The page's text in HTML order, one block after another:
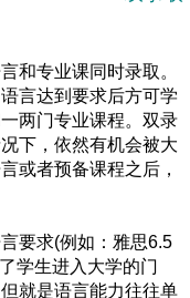
和专业课同时录取。
言达到要求后方可学
两门专业课程。双录
下，依然有机会被大
或者预备课程之后，
要求(例如：雅思6.5
学生进入大学的门
就是语言能力往往单